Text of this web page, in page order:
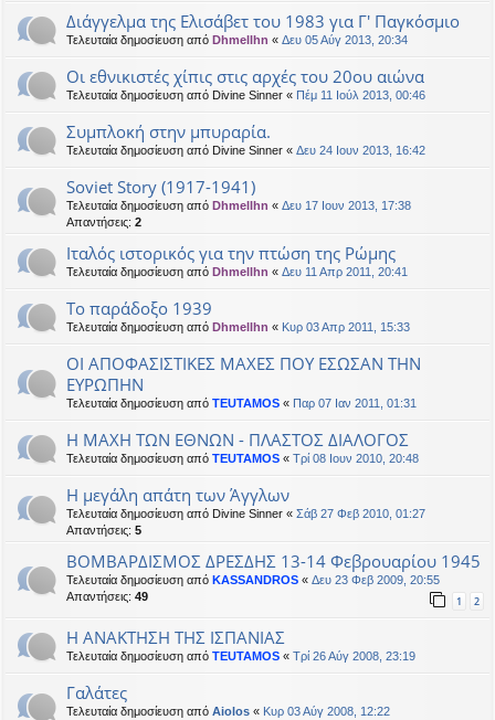
Διάγγελμα της Ελισάβετ του 1983 για Γ' Παγκόσμιο
Τελευταία δημοσίευση από Dhmellhn « Δευ 05 Αύγ 2013, 20:34
Οι εθνικιστές χίπις στις αρχές του 20ου αιώνα
Τελευταία δημοσίευση από Divine Sinner « Πέμ 11 Ιούλ 2013, 00:46
Συμπλοκή στην μπυραρία.
Τελευταία δημοσίευση από Divine Sinner « Δευ 24 Ιουν 2013, 16:42
Soviet Story (1917-1941)
Τελευταία δημοσίευση από Dhmellhn « Δευ 17 Ιουν 2013, 17:38
Απαντήσεις: 2
Ιταλός ιστορικός για την πτώση της Ρώμης
Τελευταία δημοσίευση από Dhmellhn « Δευ 11 Απρ 2011, 20:41
Το παράδοξο 1939
Τελευταία δημοσίευση από Dhmellhn « Κυρ 03 Απρ 2011, 15:33
ΟΙ ΑΠΟΦΑΣΙΣΤΙΚΕΣ ΜΑΧΕΣ ΠΟΥ ΕΣΩΣΑΝ ΤΗΝ
ΕΥΡΩΠΗΝ
Τελευταία δημοσίευση από TEUTAMOS « Παρ 07 Ιαν 2011, 01:31
Η ΜΑΧΗ ΤΩΝ ΕΘΝΩΝ - ΠΛΑΣΤΟΣ ΔΙΑΛΟΓΟΣ
Τελευταία δημοσίευση από TEUTAMOS « Τρί 08 Ιουν 2010, 20:48
Η μεγάλη απάτη των Άγγλων
Τελευταία δημοσίευση από Divine Sinner « Σάβ 27 Φεβ 2010, 01:27
Απαντήσεις: 5
ΒΟΜΒΑΡΔΙΣΜΟΣ ΔΡΕΣΔΗΣ 13-14 Φεβρουαρίου 1945
Τελευταία δημοσίευση από KASSANDROS « Δευ 23 Φεβ 2009, 20:55
Απαντήσεις: 49 1 2
Η ΑΝΑΚΤΗΣΗ ΤΗΣ ΙΣΠΑΝΙΑΣ
Τελευταία δημοσίευση από TEUTAMOS « Τρί 26 Αύγ 2008, 23:19
Γαλάτες
Τελευταία δημοσίευση από Aiolos « Κυρ 03 Αύγ 2008, 12:22